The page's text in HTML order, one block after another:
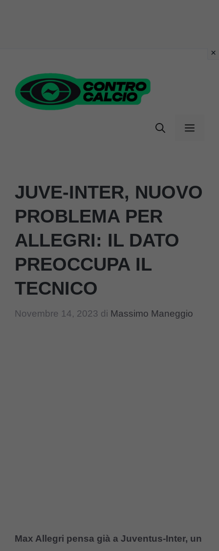
contenuto
Menu
JUVE-INTER, NUOVO
PROBLEMA PER
ALLEGRI: IL DATO
PREOCCUPA IL
TECNICO
Novembre 14, 2023 di Massimo Maneggio
Max Allegri pensa già a Juventus-Inter, un